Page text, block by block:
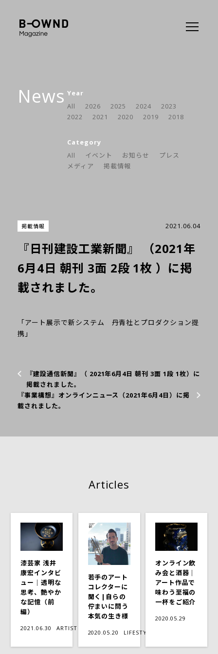
News Year
All
2026 2025 2024
2023
2022
2021 2020 2019 2018
Category
All
イベント お知らせ
プレス
メディア
掲載情報
掲載情報 2021.06.04
『日刊建設工業新聞』 （2021年
6月4日 朝刊 3面 2段 1枚 ）に掲
載されました。
「アート展示で新システム 丹青社とプロダクション提
携」
『建設通信新聞』（ 2021年6月4日 朝刊 3面 1段 1枚）に
掲載されました。
『事業構想』オンラインニュース（2021年6月4日）に掲
載されました。
Articles
漆芸家 浅井
康宏インタビ
ュー｜透明な
思考、艶やか
な記憶（前
編）
2021.06.30 ARTIST
若手のアート
コレクターに
聞く|自らの
佇まいに問う
本気の生き様
2020.05.20 LIFESTYLE
オンライン飲
み会と酒器｜
アート作品で
味わう至福の
一杯をご紹介
2020.05.29